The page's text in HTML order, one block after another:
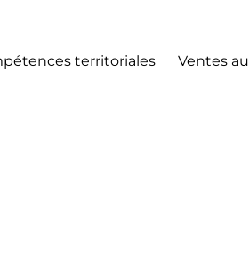
territoriales Ventes